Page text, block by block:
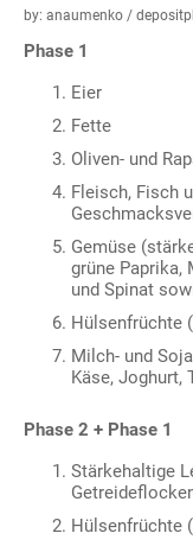
by: anaumenko /
Phase 1
Eier
Fette
Oliven- und
Fleisch, Fisch
Gemüse
grüne Paprika,
und Spinat
Hülsenfrüchte
Milch- und
Käse, Joghurt,
Phase 2 + Phase 1
Stärkehaltige
Hülsenfrüchte